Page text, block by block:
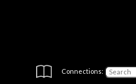
Connections: